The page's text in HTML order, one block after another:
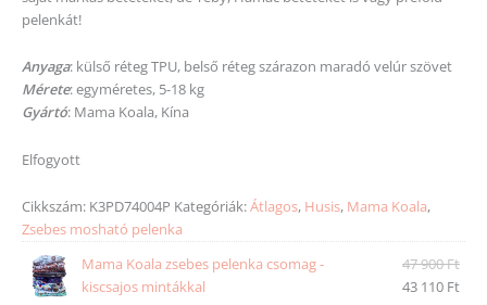
pelenkát!
Anyaga: külső réteg TPU, belső réteg szárazon maradó velúr szövet
Mérete: egyméretes, 5-18 kg
Gyártó: Mama Koala, Kína
Elfogyott
Cikkszám: K3PD74004P Kategóriák:Átlagos, Husis, Mama Koala,
Zsebes mosható pelenka
Mama Koala zsebes pelenka csomag -
kiscsajos mintákkal
47 900Ft
43 110 Ft